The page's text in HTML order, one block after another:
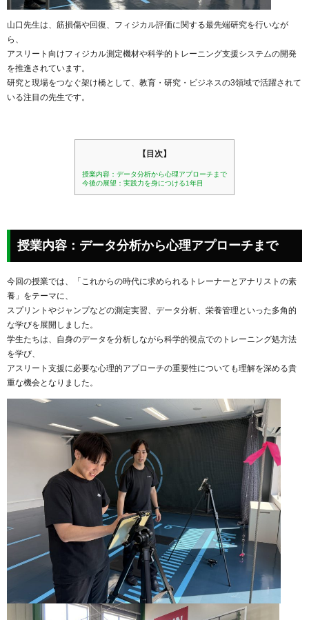
山口先生は、筋損傷や回復、フィジカル評価に関する最先端研究を行いなが
ら、
アスリート向けフィジカル測定機材や科学的トレーニング支援システムの開発
を推進されています。
研究と現場をつなぐ架け橋として、教育・研究・ビジネスの3領域で活躍されて
いる注目の先生です。
【目次】
授業内容：データ分析から心理アプローチまで
今後の展望：実践力を身につける1年目
授業内容：データ分析から心理アプローチまで
今回の授業では、「これからの時代に求められるトレーナーとアナリストの素
養」をテーマに、
スプリントやジャンプなどの測定実習、データ分析、栄養管理といった多角的
な学びを展開しました。
学生たちは、自身のデータを分析しながら科学的視点でのトレーニング処方法
を学び、
アスリート支援に必要な心理的アプローチの重要性についても理解を深める貴
重な機会となりました。